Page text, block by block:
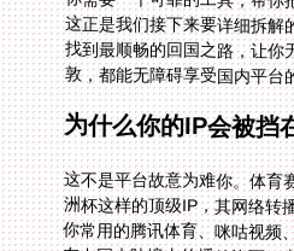
敦，都能无障碍享受国内平台
为什么你的IP会被挡
这不是平台故意为难你。体育
洲杯这样的顶级IP，其网络转
你常用的腾讯体育、咪咕视频
在中国大陆境内的播放许可。
来自海外服务器，就会立刻拦
人尝试过各种偏门方法，结果